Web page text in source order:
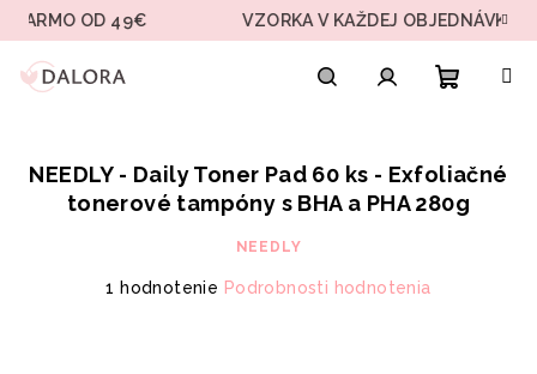
Prejsť
obsah
OD 49€ VZORKA V KAŽDEJ OBJEDNÁVKE
košík
NEEDLY - Daily Toner Pad 60 ks - Exfoliačné
tonerové tampóny s BHA a PHA 280g
NEEDLY
Priemerné
1 hodnotenie Podrobnosti hodnotenia